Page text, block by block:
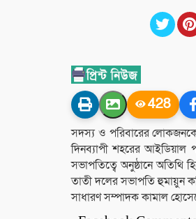
428
সদস্য ও পরিবারের লোকজনকে
দিনব্যাপী শহরের আইডিয়াল
সভাপতিত্বে অনুষ্ঠানে অতিথি
তাতী দলের সভাপতি হুমায়ুন
সাধারণ সম্পাদক কামাল